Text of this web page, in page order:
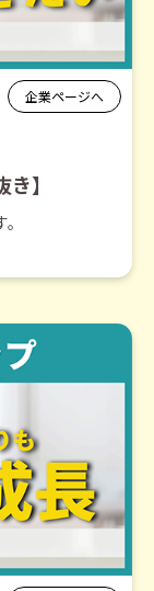
企業ページへ
】